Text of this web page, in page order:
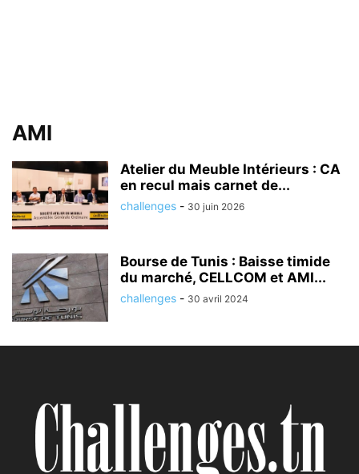
AMI
Atelier du Meuble Intérieurs : CA
en recul mais carnet de...
challenges - 30 juin 2026
Bourse de Tunis : Baisse timide
du marché, CELLCOM et AMI...
challenges - 30 avril 2024